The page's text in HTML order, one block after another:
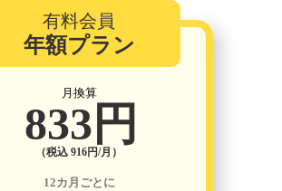
有料会員
年額プラン
月換算
833円
（税込 916円/月）
12カ月ごとに